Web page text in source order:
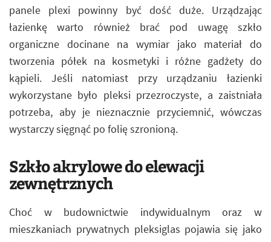
panele plexi powinny być dość duże. Urządzając
łazienkę warto również brać pod uwagę szkło
organiczne docinane na wymiar jako materiał do
tworzenia półek na kosmetyki i różne gadżety do
kąpieli. Jeśli natomiast przy urządzaniu łazienki
wykorzystane było pleksi przezroczyste, a zaistniała
potrzeba, aby je nieznacznie przyciemnić, wówczas
wystarczy sięgnąć po folię szronioną.
Szkło akrylowe do elewacji
zewnętrznych
Choć w budownictwie indywidualnym oraz w
mieszkaniach prywatnych pleksiglas pojawia się jako